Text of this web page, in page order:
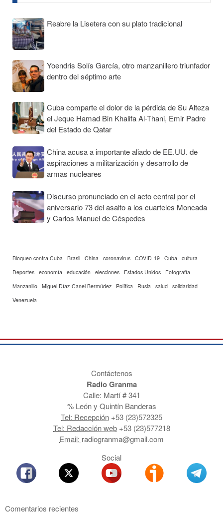
Reabre la Lisetera con su plato tradicional
Yoendris Solís García, otro manzanillero triunfador
dentro del séptimo arte
Cuba comparte el dolor de la pérdida de Su Alteza
el Jeque Hamad Bin Khalifa Al-Thani, Emir Padre
del Estado de Qatar
China acusa a importante aliado de EE.UU. de
aspiraciones a militarización y desarrollo de
armas nucleares
Discurso pronunciado en el acto central por el
aniversario 73 del asalto a los cuarteles Moncada
y Carlos Manuel de Céspedes
Bloqueo contra Cuba Brasil China coronavirus COVID-19 Cuba
cultura
Deportes economía educación elecciones Estados Unidos
Fotografía
Manzanillo Miguel Díaz-Canel Bermúdez Política Rusia salud solidaridad
Venezuela
Contáctenos
Radio Granma
Calle: Martí # 341
% León y Quintín Banderas
Tel: Recepción +53 (23)572325
Tel: Redacción web+53 (23)577218
Email: radiogranma@gmail.com
Social
Comentarios recientes